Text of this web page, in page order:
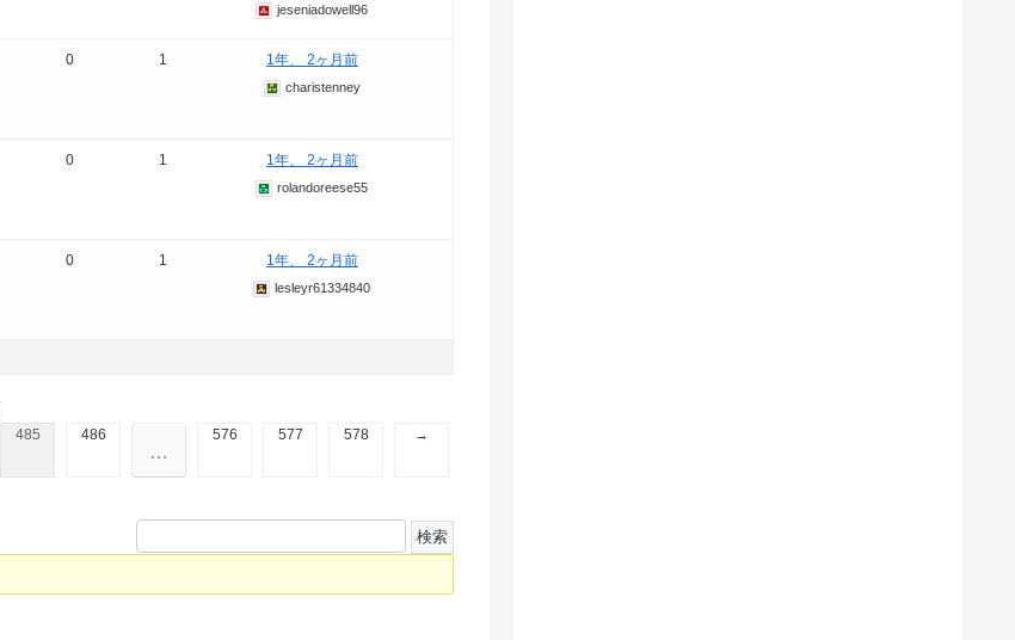
jeseniadowell96
0 1 1年、 2ヶ月前
charistenney
0 1 1年、 2ヶ月前
rolandoreese55
0 1 1年、 2ヶ月前
lesleyr61334840
485 486
…
576 577 578 →